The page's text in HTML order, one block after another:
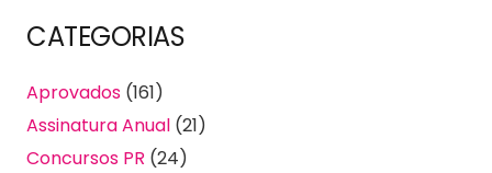
CATEGORIAS
Aprovados (161)
Assinatura Anual (21)
Concursos PR (24)